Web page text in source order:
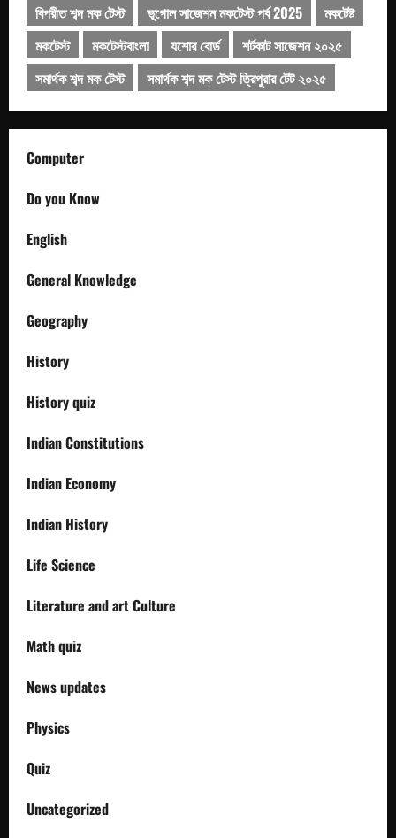
বিপরীত শব্দ মক টেস্ট
ভূগোল সাজেশন মকটেস্ট পর্ব 2025
মকটেষ্ট
মকটেস্ট
মকটেস্টবাংলা যশোর বোর্ড
শর্টকাট সাজেশন ২০২৫
সমার্থক শব্দ মক টেস্ট
সমার্থক শব্দ মক টেস্ট ত্রিপুরার টেট ২০২৫
Computer
Do you Know
English
General Knowledge
Geography
History
History quiz
Indian Constitutions
Indian Economy
Indian History
Life Science
Literature and art Culture
Math quiz
News updates
Physics
Quiz
Uncategorized